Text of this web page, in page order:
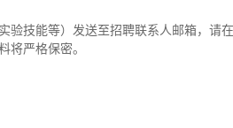
验技能等）发送至招聘联系人邮箱，
将严格保密。